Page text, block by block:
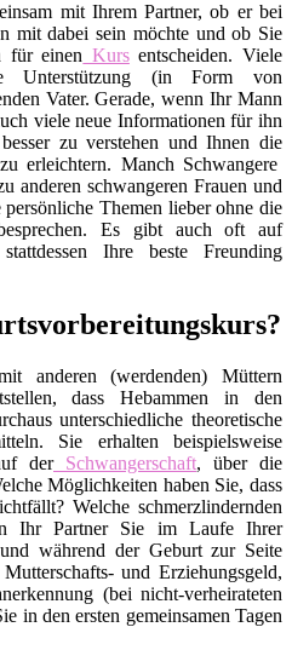
mit Ihrem Partner, ob er bei
mit dabei sein möchte und ob Sie
für einen Kursentscheiden. Viele
Unterstützung (in Form von
Vater. Gerade, wenn Ihr Mann
viele neue Informationen für ihn
zu verstehen und Ihnen die
erleichtern. Manch Schwangere
anderen schwangeren Frauen und
Themen lieber ohne die
Es gibt auch oft auf
Ihre beste Freunding
anderen (werdenden) Müttern
dass Hebammen in den
unterschiedliche theoretische
Sie erhalten beispielsweise
derSchwangerschaft, über die
Möglichkeiten haben Sie, dass
Welche schmerzlindernden
Ihr Partner Sie im Laufe Ihrer
während der Geburt zur Seite
und Erziehungsgeld,
(bei nicht-verheirateten
in den ersten gemeinsamen Tagen